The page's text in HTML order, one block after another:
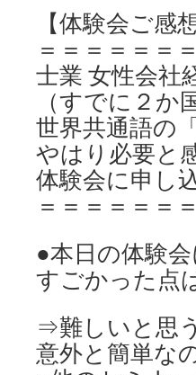
【体験会ご感
＝＝＝＝＝＝
士業 女性会社
（すでに２か
世界共通語の
やはり必要と
体験会に申し
＝＝＝＝＝＝
●本日の体験
すごかった点
⇒難しいと思
意外と簡単な